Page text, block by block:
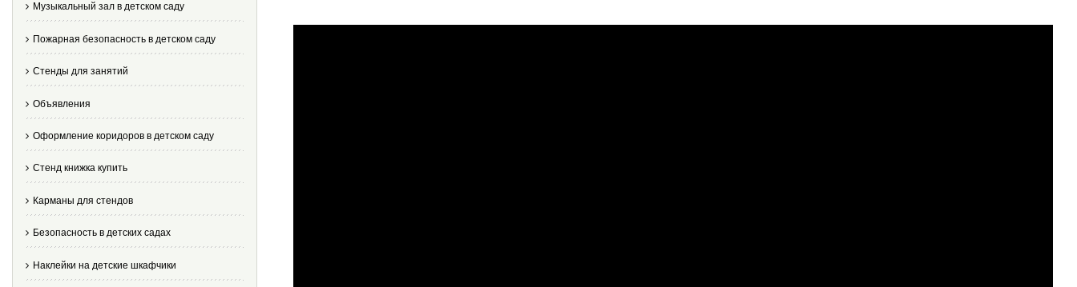
Музыкальный зал в детском саду
Пожарная безопасность в детском саду
Стенды для занятий
Объявления
Оформление коридоров в детском саду
Стенд книжка купить
Карманы для стендов
Безопасность в детских садах
Наклейки на детские шкафчики